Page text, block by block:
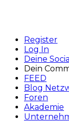
Register
Log In
Deine
Dein
FEED
Blog
Foren
Akademie